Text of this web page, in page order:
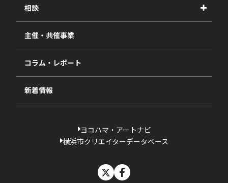
2025年度
2024年度
2023年度
過去の採択一覧
相談
視察・ヒアリング・研究
相談依頼フォーム
主催・共催事業
コラム・レポート
新着情報
ヨコハマ・アートナビ
横浜市クリエイターデータベース